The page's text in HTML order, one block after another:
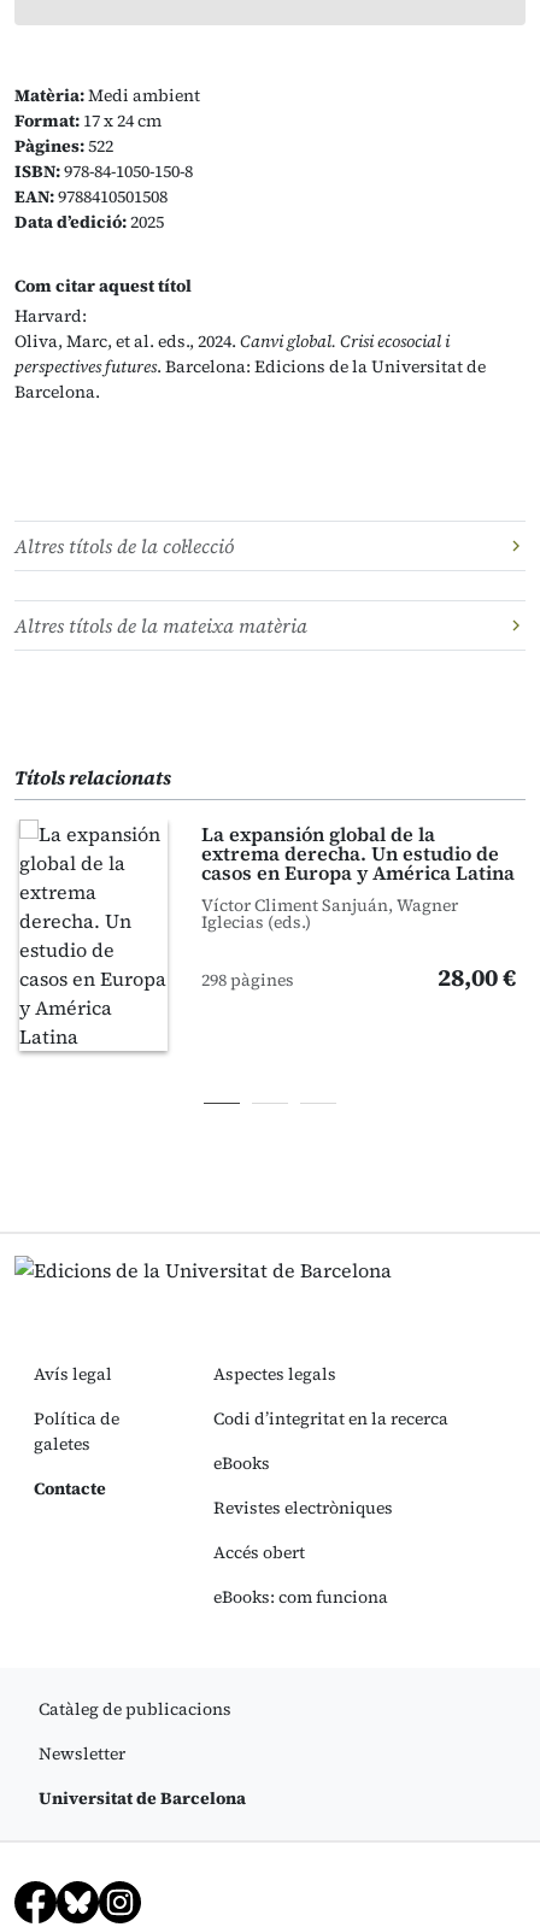
Matèria:Medi ambient
Format: 17 x 24 cm
Pàgines:522
ISBN:978-84-1050-150-8
EAN:9788410501508
Data d’edició:2025
Com citar aquest títol
Harvard:
Oliva, Marc, et al. eds., 2024. Canvi global. Crisi ecosocial i
perspectives futures. Barcelona: Edicions de la Universitat de
Barcelona.
Altres títols de la col·lecció
Altres títols de la mateixa matèria
Títols relacionats
La expansión global de la
extrema derecha. Un estudio de
casos en Europa y América Latina
Víctor Climent Sanjuán, Wagner
Iglecias (eds.)
298 pàgines 28,00 €
Avís legal
Política de
galetes
Contacte
Aspectes legals
Codi d’integritat en la recerca
eBooks
Revistes electròniques
Accés obert
eBooks: com funciona
Catàleg de publicacions
Newsletter
Universitat de Barcelona